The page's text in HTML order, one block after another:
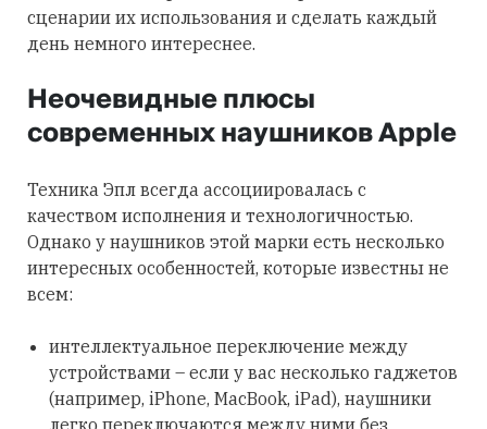
сценарии их использования и сделать каждый
день немного интереснее.
Неочевидные плюсы
современных наушников Apple
Техника Эпл всегда ассоциировалась с
качеством исполнения и технологичностью.
Однако у наушников этой марки есть несколько
интересных особенностей, которые известны не
всем:
интеллектуальное переключение между
устройствами – если у вас несколько гаджетов
(например, iPhone, MacBook, iPad), наушники